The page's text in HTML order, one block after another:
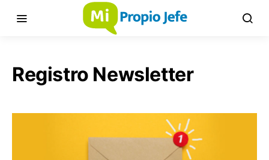
Registro Newsletter